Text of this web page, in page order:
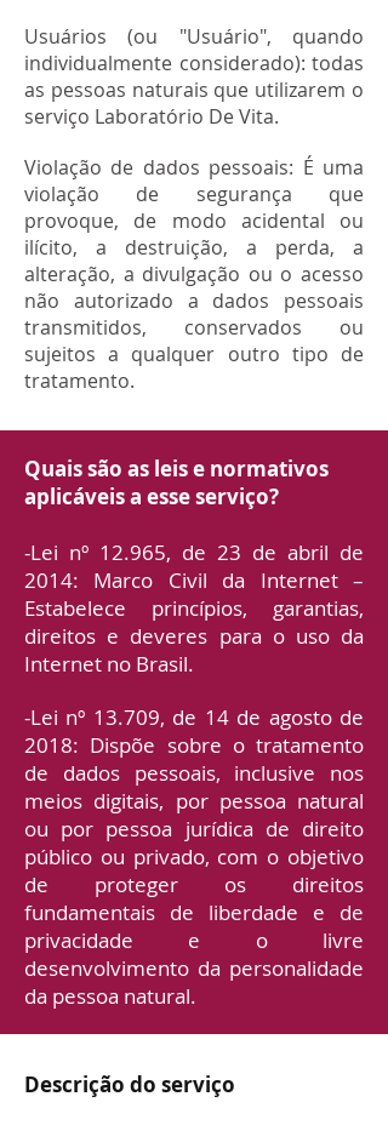
Usuários (ou "Usuário", quando
individualmente considerado): todas
as pessoas naturais que utilizarem o
serviço Laboratório De Vita.
Violação de dados pessoais: É uma
violação de segurança que
provoque, de modo acidental ou
ilícito, a destruição, a perda, a
alteração, a divulgação ou o acesso
não autorizado a dados pessoais
transmitidos, conservados ou
sujeitos a qualquer outro tipo de
tratamento.
Quais são as leis e normativos
aplicáveis a esse serviço?
-Lei nº 12.965, de 23 de abril de
2014: Marco Civil da Internet –
Estabelece princípios, garantias,
direitos e deveres para o uso da
Internet no Brasil.
-Lei nº 13.709, de 14 de agosto de
2018: Dispõe sobre o tratamento
de dados pessoais, inclusive nos
meios digitais, por pessoa natural
ou por pessoa jurídica de direito
público ou privado, com o objetivo
de proteger os direitos
fundamentais de liberdade e de
privacidade e o livre
desenvolvimento da personalidade
da pessoa natural.
Descrição do serviço